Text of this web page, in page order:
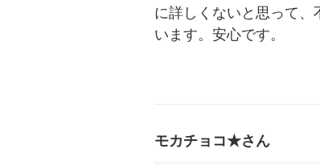
に詳しくないと思って
います。安心です。
モカチョコ★さん